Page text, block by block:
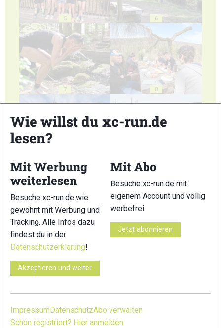
5 6
7 8
12
© Bilder 1 - 14: Marco Felgenhauer;
Wie willst du xc-run.de
lesen?
Mit Werbung
weiterlesen
Besuche xc-run.de wie
gewohnt mit Werbung und
Tracking. Alle Infos dazu
findest du in der
Datenschutzerklärung!
Akzeptieren und weiter
Mit Abo
Besuche xc-run.de mit
eigenem Account und völlig
werbefrei.
Jetzt abonnieren
Impressum DatenschutzAbo verwalten
Schon registriert? Hier anmelden